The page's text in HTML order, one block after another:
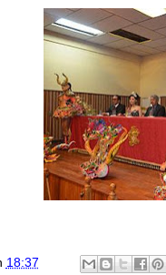
18:37